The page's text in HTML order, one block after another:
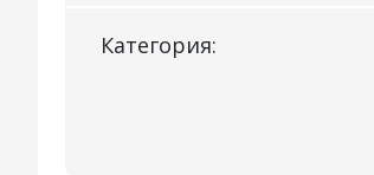
Категория: